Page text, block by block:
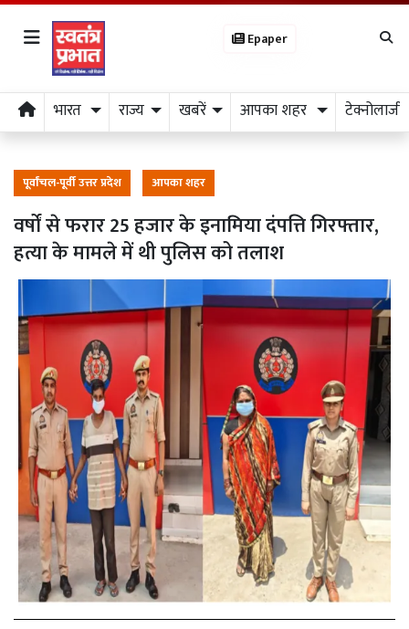
Epaper
भारत राज्य खबरें आपका शहर टेक्नोलाजी
पूर्वांचल-पूर्वी उत्तर प्रदेश आपका शहर
वर्षों से फरार 25 हजार के इनामिया दंपत्ति गिरफ्तार,
हत्या के मामले में थी पुलिस को तलाश